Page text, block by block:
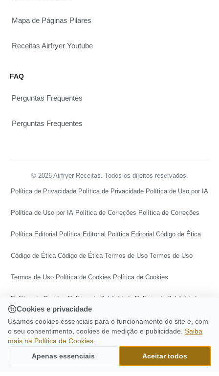
Mapa de Páginas Pilares
Receitas Airfryer Youtube
FAQ
Perguntas Frequentes
Perguntas Frequentes
© 2026 Airfryer Receitas. Todos os direitos reservados.
Política de Privacidade Política de Privacidade Política de Uso por IA
Política de Uso por IA Política de Correções Política de Correções
Política Editorial Política Editorial Política Editorial Código de Ética
Código de Ética Código de Ética Termos de Uso Termos de Uso
Termos de Uso Política de Cookies Política de Cookies
Política de Cookies Política de Publicidade Política de Publicidade
Política de Publicidade Central de Transparência
Central de Transparência Central de Transparência
Ir para o topo
Cookies e privacidade
Usamos cookies essenciais para o funcionamento do site e, com
o seu consentimento, cookies de medição e publicidade. Saiba
mais na Política de Cookies.
Apenas essenciais Aceitar todos
CONTINUE LENDO
Medalhão De Filé Mignon Com Bacon Na
Airfryer: Fica Delicioso